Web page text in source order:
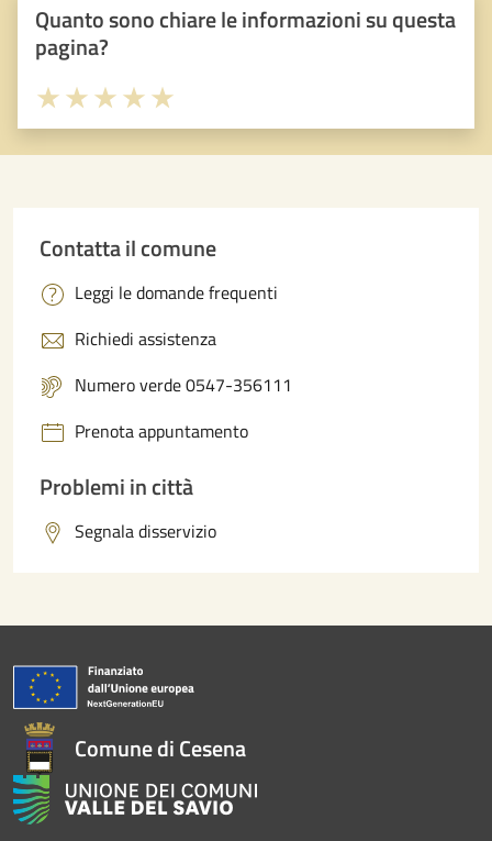
Quanto sono chiare le informazioni su questa
pagina?
Valuta 5 stelle su 5
Valuta 4 stelle su 5
Valuta 3 stelle su 5
Valuta 2 stelle su 5
Valuta 1 stelle su 5
Contatta il comune
Leggi le domande frequenti
Richiedi assistenza
Numero verde 0547-356111
Prenota appuntamento
Problemi in città
Segnala disservizio
Comune di Cesena